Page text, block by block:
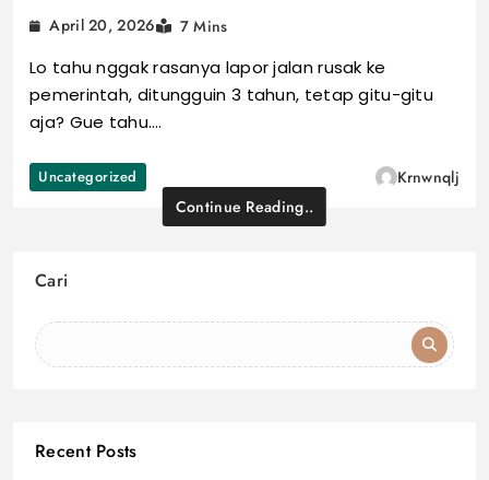
April 20, 2026 7 Mins
Lo tahu nggak rasanya lapor jalan rusak ke
pemerintah, ditungguin 3 tahun, tetap gitu-gitu
aja? Gue tahu.…
Uncategorized
Krnwnqlj
Continue Reading..
Cari
Recent Posts